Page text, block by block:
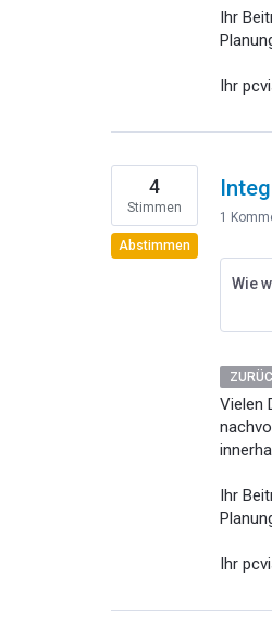
Ihr
Ihr
4
Stimmen
Abstimmen
1
Wie
Vielen
Ihr
Ihr